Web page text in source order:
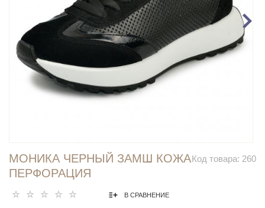
Код товара: 260
МОНИКА ЧЕРНЫЙ ЗАМШ КОЖА
ПЕРФОРАЦИЯ
В СРАВНЕНИЕ